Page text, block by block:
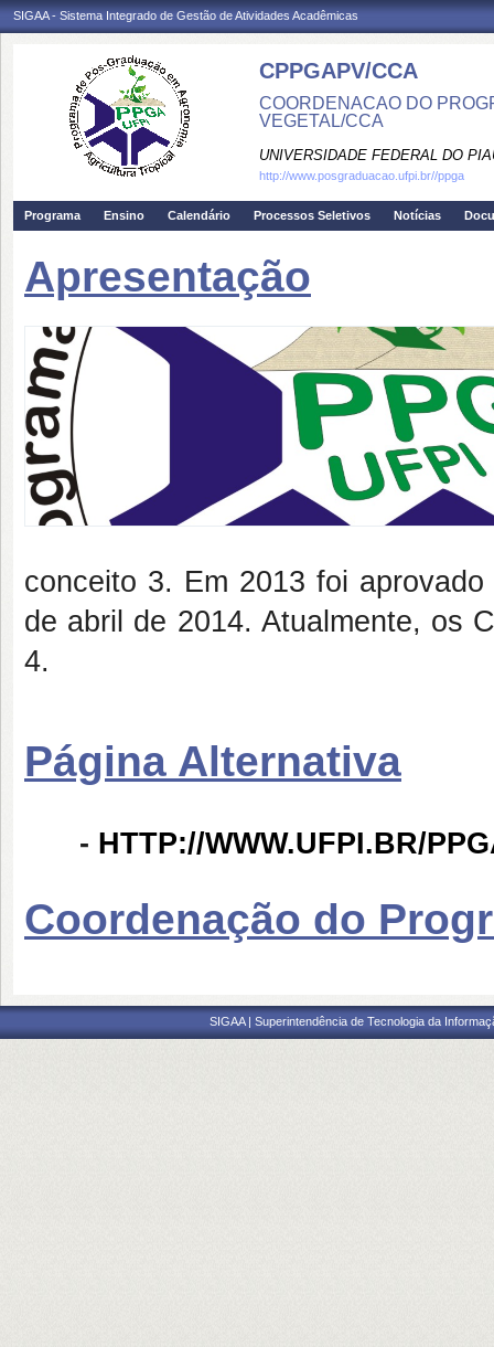
SIGAA - Sistema Integrado de Gestão de Atividades Acadêmicas
CPPGAPV/CCA
COORDENACAO DO
VEGETAL/CCA
UNIVERSIDADE FEDERAL DO
http://www.posgraduacao.ufpi.br//ppga
Programa Ensino Calendário Processos Seletivos Notícias
Apresentação
conceito 3. Em 2013 foi
de abril de 2014. Atualmente, os
4.
Página Alternativa
- HTTP://WWW.UFPI.BR/
Coordenação do
SIGAA | Superintendência de Tecnologia da